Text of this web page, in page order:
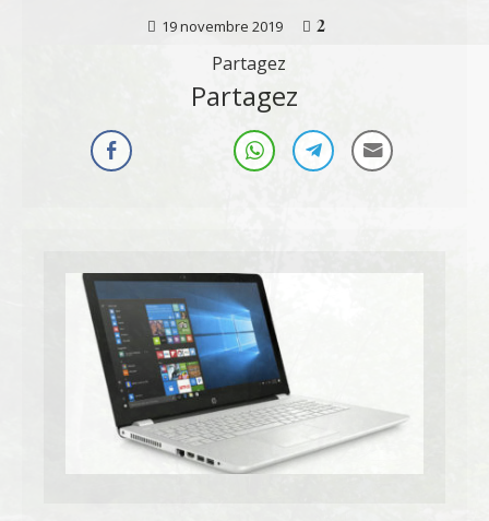
19 novembre 2019
2
Partagez
Partagez